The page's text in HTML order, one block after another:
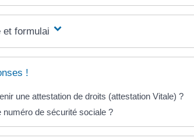
formulaires
!
une attestation de droits (attestation Vitale) ?
numéro de sécurité sociale ?